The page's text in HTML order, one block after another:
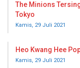
The Minions
Tokyo
Kamis, 29 Juli 2021
Heo Kwang Hee
Kamis, 29 Juli 2021